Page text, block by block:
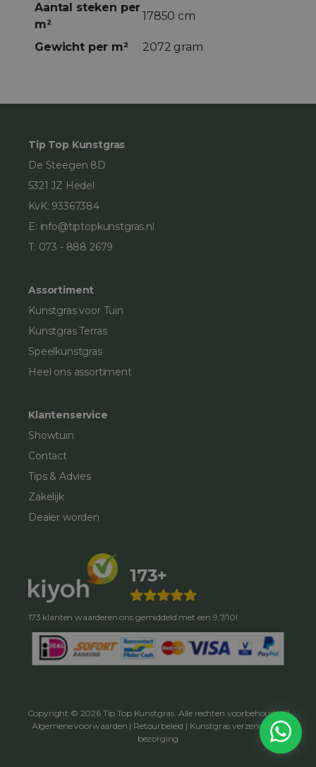
Aantal steken per
m²
17850 cm
Gewicht per m² 2072 gram
Tip Top Kunstgras
De Steegen 8D
5321 JZ Hedel
KvK: 93367384
E: info@tiptopkunstgras.nl
T: 073 - 888 2679
Assortiment
Kunstgras voor Tuin
Kunstgras Terras
Speelkunstgras
Heel ons assortiment
Klantenservice
Showtuin
Contact
Tips & Advies
Zakelijk
Dealer worden
173+
173 klanten waarderen ons gemiddeld met een 9,7/10!
Copyright © 2026 Tip Top Kunstgras. Alle rechten voorbehouden |
Algemene voorwaarden | Retourbeleid | Kunstgras verzending &
bezorging